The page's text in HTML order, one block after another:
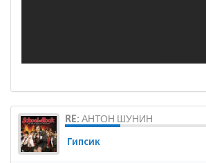
RE: АНТОН ШУНИН
Гипсик